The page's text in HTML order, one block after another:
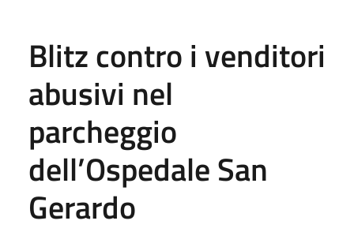
Blitz contro i venditori
abusivi nel
parcheggio
dell’Ospedale San
Gerardo